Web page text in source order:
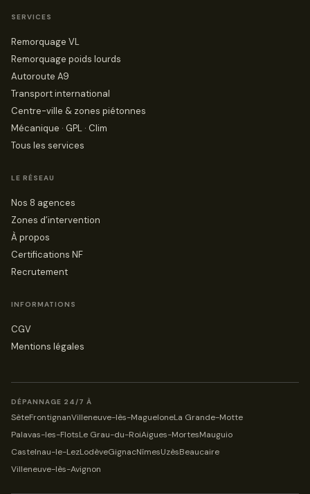
SERVICES
Remorquage VL
Remorquage poids lourds
Autoroute A9
Transport international
Centre-ville & zones piétonnes
Mécanique · GPL · Clim
Tous les services
LE RÉSEAU
Nos 8 agences
Zones d’intervention
À propos
Certifications NF
Recrutement
INFORMATIONS
CGV
Mentions légales
DÉPANNAGE 24/7 À
SèteFrontignanVilleneuve-lès-MagueloneLa Grande-Motte
Palavas-les-FlotsLe Grau-du-RoiAigues-MortesMauguio
Castelnau-le-LezLodèveGignacNîmesUzèsBeaucaire
Villeneuve-lès-Avignon